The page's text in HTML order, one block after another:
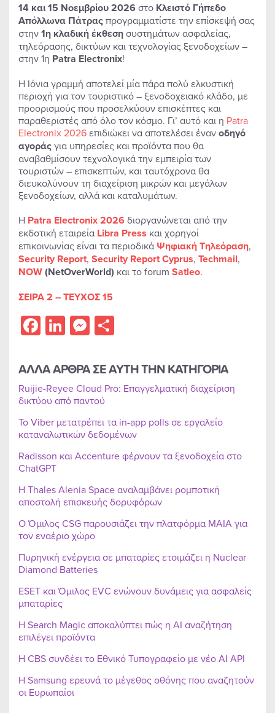
14 και 15 Νοεμβρίου 2026στο Κλειστό Γήπεδο
Απόλλωνα Πάτραςπρογραμματίστε την επίσκεψή σας
στην1η κλαδική έκθεσησυστημάτων ασφαλείας,
τηλεόρασης, δικτύων και τεχνολογίας ξενοδοχείων –
στην 1η Patra Electronix!
Η Ιόνια γραμμή αποτελεί μία πάρα πολύ ελκυστική
περιοχή για τον τουριστικό – ξενοδοχειακό κλάδο, με
προορισμούς που προσελκύουν επισκέπτες και
παραθεριστές από όλο τον κόσμο. Γι’ αυτό και η Patra
Electronix 2026επιδιώκει να αποτελέσει ένανοδηγό
αγοράςγια υπηρεσίες και προϊόντα που θα
αναβαθμίσουν τεχνολογικά την εμπειρία των
τουριστών – επισκεπτών, και ταυτόχρονα θα
διευκολύνουν τη διαχείριση μικρών και μεγάλων
ξενοδοχείων, αλλά και καταλυμάτων.
Η Patra Electronix 2026διοργανώνεται από την
εκδοτική εταιρεία Libra Press και χορηγοί
επικοινωνίας είναι τα περιοδικά Ψηφιακή Τηλεόραση,
Security Report, Security Report Cyprus, Techmail,
NOW(NetOverWorld) και το forum Satleo.
ΣΕΙΡΑ 2 – ΤΕΥΧΟΣ 15
Facebook
LinkedIn
Messenger
ΑΛΛΑ ΑΡΘΡΑ ΣΕ ΑΥΤΗ ΤΗΝ ΚΑΤΗΓΟΡΙΑ
Ruijie-Reyee Cloud Pro: Επαγγελματική διαχείριση
δικτύου από παντού
Το Viber μετατρέπει τα in-app polls σε εργαλείο
καταναλωτικών δεδομένων
Radisson και Accenture φέρνουν τα ξενοδοχεία στο
ChatGPT
Η Thales Alenia Space αναλαμβάνει ρομποτική
αποστολή επισκευής δορυφόρων
Ο Όμιλος CSG παρουσιάζει την πλατφόρμα MAIA για
τον εναέριο χώρο
Πυρηνική ενέργεια σε μπαταρίες ετοιμάζει η Nuclear
Diamond Batteries
ESET και Όμιλος EVC ενώνουν δυνάμεις για ασφαλείς
μπαταρίες
Η Search Magic αποκαλύπτει πώς η AI αναζήτηση
επιλέγει προϊόντα
Η CBS συνδέει το Εθνικό Τυπογραφείο με νέο AI API
Η Samsung ερευνά το μέγεθος οθόνης που αναζητούν
οι Ευρωπαίοι